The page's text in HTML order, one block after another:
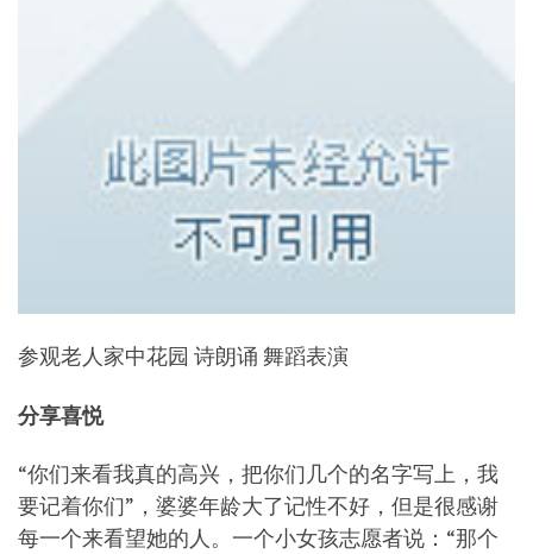
参观老人家中花园 诗朗诵 舞蹈表演
分享喜悦
“你们来看我真的高兴，把你们几个的名字写上，我
要记着你们”，婆婆年龄大了记性不好，但是很感谢
每一个来看望她的人。一个小女孩志愿者说：“那个